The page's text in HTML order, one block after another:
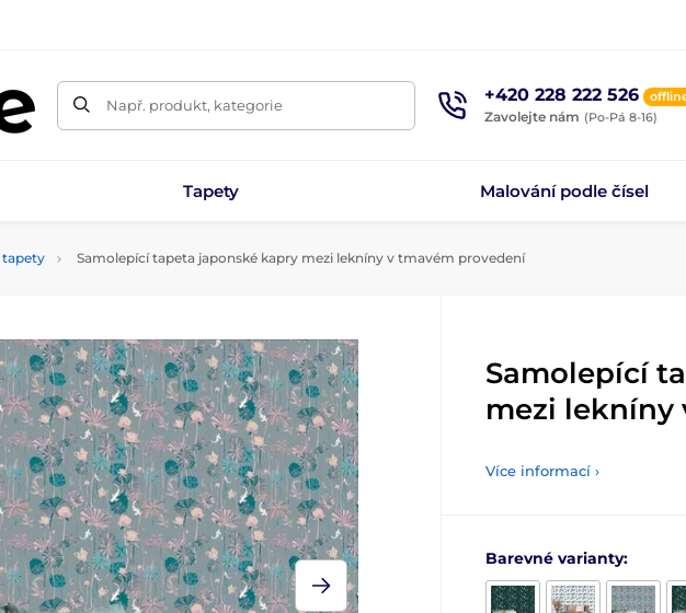
Např. produkt, kategorie +420 228 222 526
Zavolejte nám (Po-Pá 8-16)
Tapety Malování podle čísel
tapety Samolepící tapeta japonské kapry mezi lekníny v tmavém provedení
Samolepící
mezi lekníny
Více informací ›
Barevné varianty: